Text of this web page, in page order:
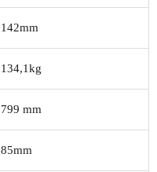
142mm
134,1kg
799 mm
85mm